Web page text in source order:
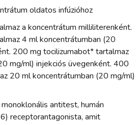
oldatos infúzióhoz
a koncentrátum milliliterenként.
4 ml koncentrátumban (20
200 mg tocilizumabot* tartalmaz
mg/ml) injekciós üvegenként. 400
20 ml koncentrátumban (20 mg/ml)
antitest, humán
receptorantagonista, amit